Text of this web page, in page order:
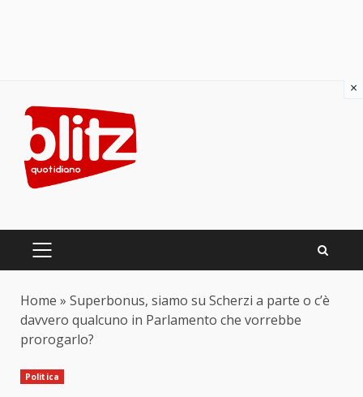
content
PRIMARY
Home » Superbonus, siamo su Scherzi a parte o c’è
davvero qualcuno in Parlamento che vorrebbe
prorogarlo?
Politica
×